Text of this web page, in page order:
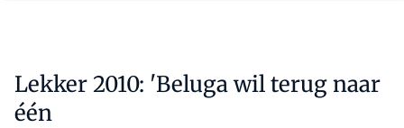
Lekker 2010: 'Beluga wil terug naar
één